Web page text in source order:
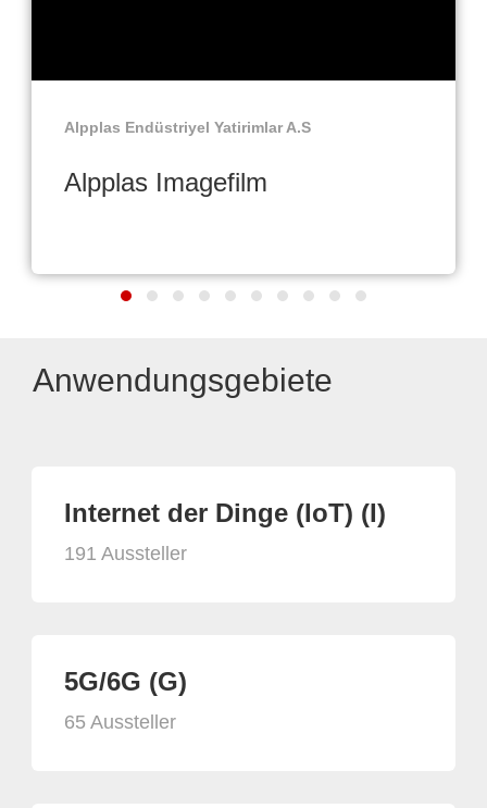
Alpplas Endüstriyel Yatirimlar A.S
Alpplas Imagefilm
Anwendungsgebiete
Internet der Dinge (IoT) (I)
191 Aussteller
5G/6G (G)
65 Aussteller